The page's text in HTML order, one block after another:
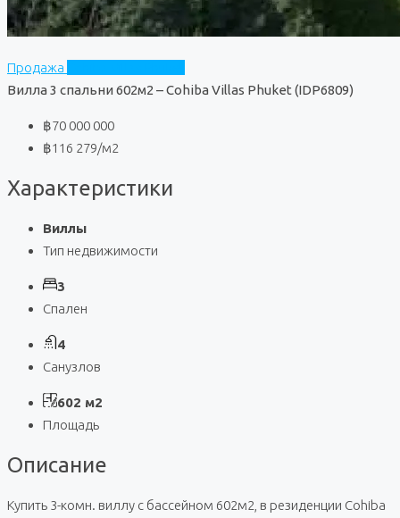
Продажа
Вилла 3 спальни 602м2 – Cohiba Villas Phuket (IDP6809)
฿70 000 000
฿116 279/м2
Характеристики
Виллы
Тип недвижимости
3
Спален
4
Санузлов
602 м2
Площадь
Описание
Купить 3-комн. виллу с бассейном 602м2, в резиденции Cohiba